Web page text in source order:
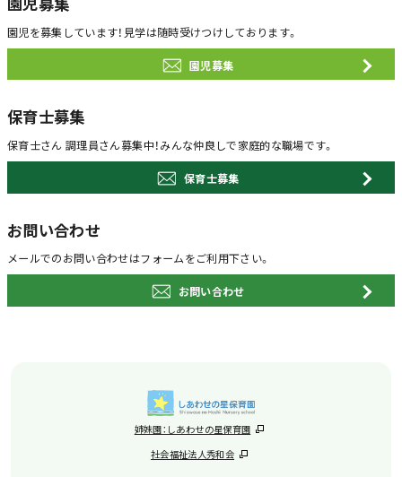
園児を募集しています！ 見学は随時受けつけしております。
園児募集
保育士募集
保育士さん 調理員さん募集中！みんな仲良しで家庭的な職場です。
保育士募集
お問い合わせ
メールでのお問い合わせはフォームをご利用下さい。
お問い合わせ
姉妹園：しあわせの星保育園
社会福祉法人秀和会